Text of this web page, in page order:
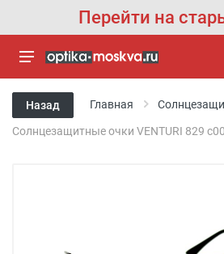
Перейти на
Назад Главная
Солнцезащитные очки VENTURI 829